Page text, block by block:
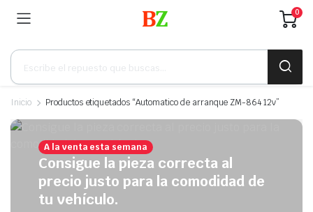
0
Búsqueda
productos
Inicio Productos etiquetados “Automatico de arranque ZM-864 12v”
A la venta esta semana
Consigue la pieza correcta al
precio justo para la comodidad de
tu vehículo.